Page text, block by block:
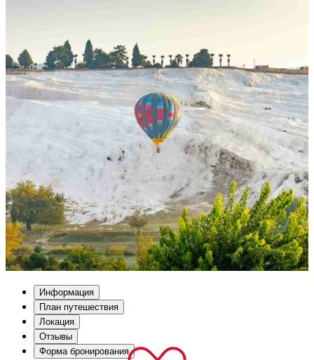
Информация
План путешествия
Локация
Отзывы
Форма бронирования